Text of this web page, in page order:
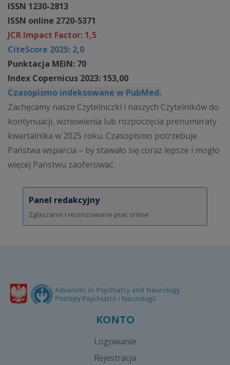
ISSN 1230-2813
ISSN online 2720-5371
JCR Impact Factor: 1,5
CiteScore 2025: 2,0
Punktacja MEiN: 70
Index Copernicus 2023: 153,00
Czasopismo indeksowane w PubMed.
Zachęcamy nasze Czytelniczki i naszych Czytelników do
kontynuacji, wznowienia lub rozpoczęcia prenumeraty
kwartalnika w 2025 roku. Czasopismo potrzebuje
Państwa wsparcia – by stawało się coraz lepsze i mogło
więcej Państwu zaoferować.
Panel redakcyjny
Zgłaszanie i recenzowanie prac online
KONTO
Logowanie
Rejestracja